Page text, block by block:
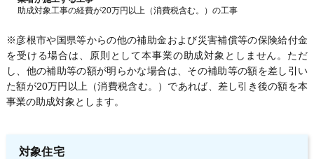
助成対象工事の経費が20万円以上（消費税含む。）の工事
※彦根市や国県等からの他の補助金および災害補償等の保険給付金
を受ける場合は、原則として本事業の助成対象としません。ただ
し、他の補助等の額が明らかな場合は、その補助等の額を差し引い
た額が20万円以上（消費税含む。）であれば、差し引き後の額を本
事業の助成対象とします。
対象住宅